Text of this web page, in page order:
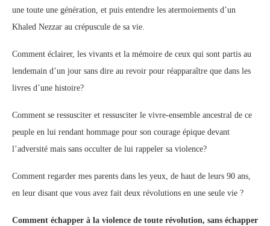
une toute une génération, et puis entendre les atermoiements d’un
Khaled Nezzar au crépuscule de sa vie.
Comment éclairer, les vivants et la mémoire de ceux qui sont partis au
lendemain d’un jour sans dire au revoir pour réapparaître que dans les
livres d’une histoire?
Comment se ressusciter et ressusciter le vivre-ensemble ancestral de ce
peuple en lui rendant hommage pour son courage épique devant
l’adversité mais sans occulter de lui rappeler sa violence?
Comment regarder mes parents dans les yeux, de haut de leurs 90 ans,
en leur disant que vous avez fait deux révolutions en une seule vie ?
Comment échapper à la violence de toute révolution, sans échapper